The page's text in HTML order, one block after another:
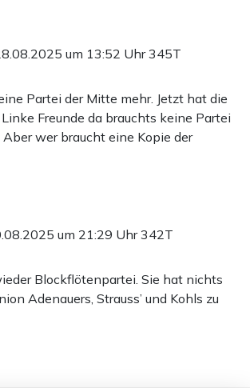
um 13:52 Uhr345T
Partei der Mitte mehr. Jetzt hat die
Freunde da brauchts keine Partei
wer braucht eine Kopie der
um 21:29 Uhr342T
Blockflötenpartei. Sie hat nichts
Adenauers, Strauss’ und Kohls zu